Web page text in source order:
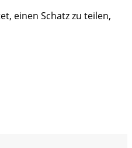
einen Schatz zu teilen,